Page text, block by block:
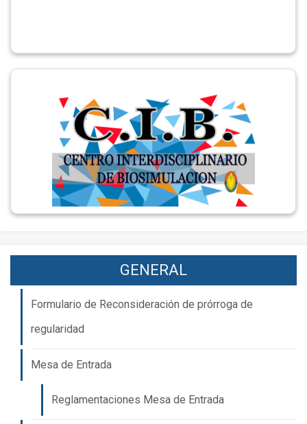
GENERAL
Formulario de Reconsideración de prórroga de
regularidad
Mesa de Entrada
Reglamentaciones Mesa de Entrada